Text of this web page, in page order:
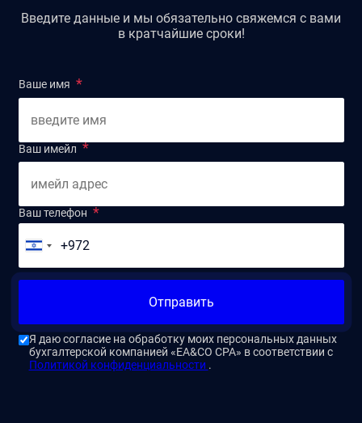
Введите данные и мы обязательно свяжемся с вами
в кратчайшие сроки!
Ваше имя
Ваш имейл
Ваш телефон
Отправить
Я даю согласие на обработку моих персональных данных
бухгалтерской компанией «EA&CO CPA» в соответствии с
Политикой конфиденциальности .